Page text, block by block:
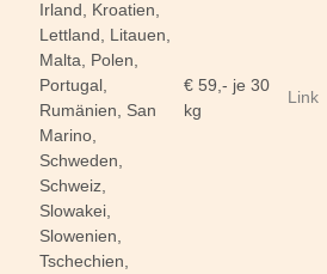
Irland, Kroatien,
Lettland, Litauen,
Malta, Polen,
Portugal,
Rumänien, San
Marino,
Schweden,
Schweiz,
Slowakei,
Slowenien,
Tschechien,
€ 59,- je 30
kg
Link